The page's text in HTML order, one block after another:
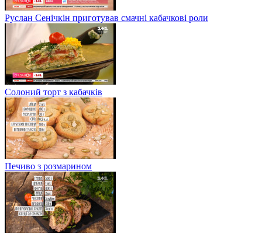
Руслан Сенічкін приготував смачні кабачкові роли
Солоний торт з кабачків
Печиво з розмарином